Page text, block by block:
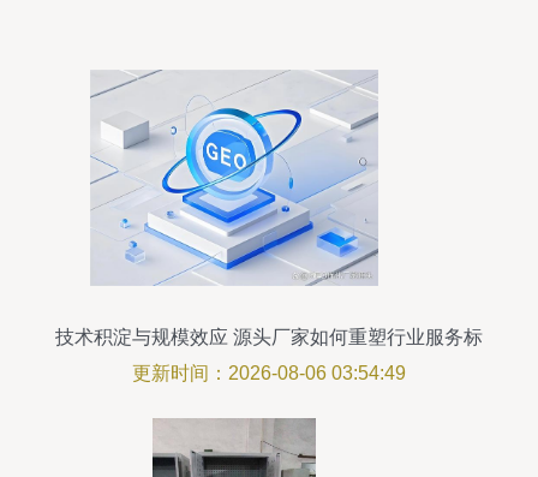
技术积淀与规模效应 源头厂家如何重塑行业服务标
杆
更新时间：2026-08-06 03:54:49